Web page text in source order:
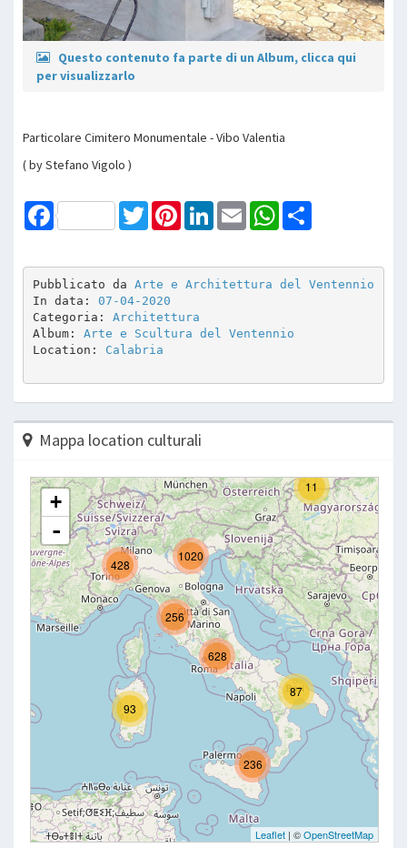
Questo contenuto fa parte di un Album, clicca qui
per visualizzarlo
Particolare Cimitero Monumentale - Vibo Valentia
( by Stefano Vigolo )
Facebook TwitterPinterestLinkedInEmail WhatsApp
Pubblicato da Arte e Architettura del Ventennio
In data: 07-04-2020
Categoria: Architettura
Album: Arte e Scultura del Ventennio
Location: Calabria
Mappa location culturali